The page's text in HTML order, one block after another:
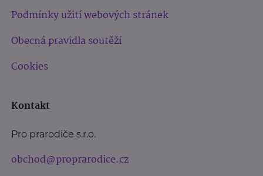
Podmínky užití webových stránek
Obecná pravidla soutěží
Cookies
Kontakt
Pro prarodiče s.r.o.
obchod@proprarodice.cz